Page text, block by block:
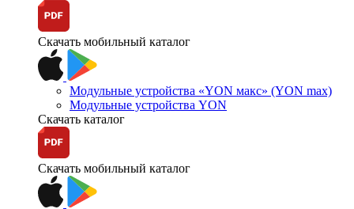
Скачать мобильный каталог
Модульные устройства «YON макс» (YON max)
Модульные устройства YON
Скачать каталог
Скачать мобильный каталог